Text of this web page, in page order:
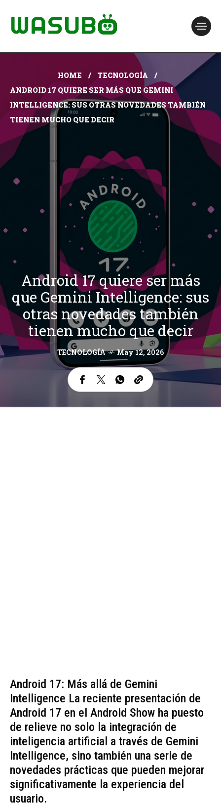
HOME
TECNOLOGÍA
ANDROID 17 QUIERE SER MÁS QUE GEMINI
INTELLIGENCE: SUS OTRAS NOVEDADES TAMBIÉN
TIENEN MUCHO QUE DECIR
Android 17 quiere ser más
que Gemini Intelligence: sus
otras novedades también
tienen mucho que decir
TECNOLOGÍA May 12, 2026
Android 17: Más allá de Gemini
Intelligence La reciente presentación de
Android 17 en el Android Show ha puesto
de relieve no solo la integración de
inteligencia artificial a través de Gemini
Intelligence, sino también una serie de
novedades prácticas que pueden mejorar
significativamente la experiencia del
usuario.